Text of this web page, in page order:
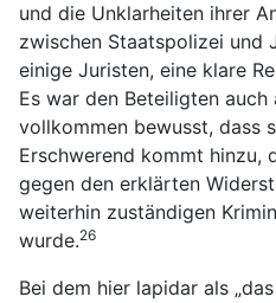
und die Unklarheiten ihrer
zwischen Staatspolizei und
einige Juristen, eine klare
Es war den Beteiligten
vollkommen bewusst, dass
Erschwerend kommt hinzu,
gegen den erklärten
weiterhin zuständigen
wurde.26
Bei dem hier lapidar als